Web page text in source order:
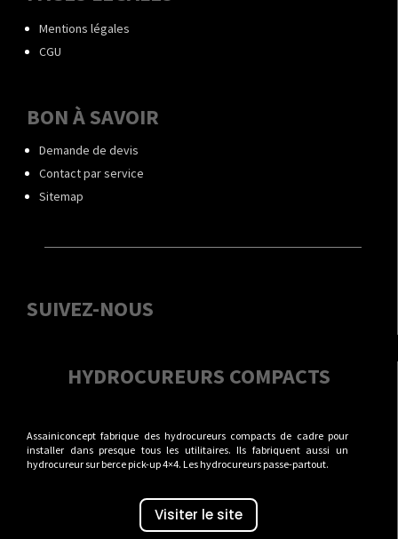
Mentions légales
CGU
BON À SAVOIR
Demande de devis
Contact par service
Sitemap
SUIVEZ-NOUS
HYDROCUREURS COMPACTS
Assainiconcept fabrique des hydrocureurs compacts de cadre pour
installer dans presque tous les utilitaires. Ils fabriquent aussi un
hydrocureur sur berce pick-up 4×4. Les hydrocureurs passe-partout.
Visiter le site